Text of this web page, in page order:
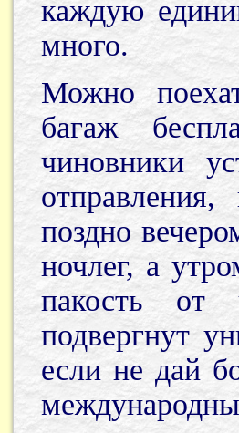
каждую
много.
Можно
багаж
чиновники
поздно
ночлег, а
пакость от
подвергнут
если не дай